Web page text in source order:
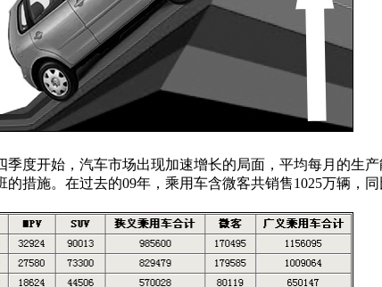
度开始，汽车市场出现加速增长的局面，平均每月的生
措施。在过去的09年，乘用车含微客共销售1025万辆，同